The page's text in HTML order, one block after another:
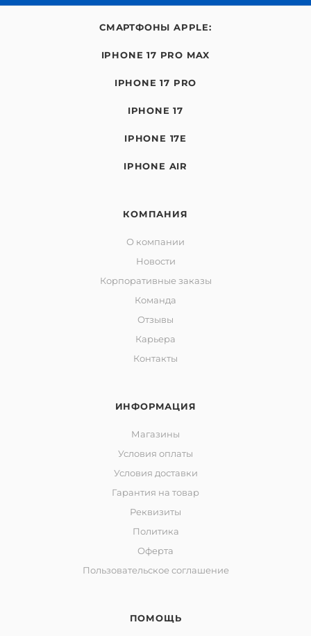
СМАРТФОНЫ APPLE:
IPHONE 17 PRO MAX
IPHONE 17 PRO
IPHONE 17
IPHONE 17E
IPHONE AIR
КОМПАНИЯ
О компании
Новости
Корпоративные заказы
Команда
Отзывы
Карьера
Контакты
ИНФОРМАЦИЯ
Магазины
Условия оплаты
Условия доставки
Гарантия на товар
Реквизиты
Политика
Оферта
Пользовательское соглашение
ПОМОЩЬ